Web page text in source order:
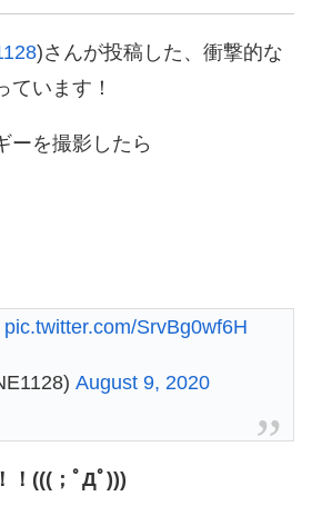
)さんが投稿した、衝撃的な
ています！
ーを撮影したら
pic.twitter.com/SrvBg0wf6H
August 9, 2020
！(((；ﾟДﾟ)))